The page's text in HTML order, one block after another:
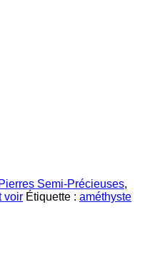
Semi-Précieuses,
voir Étiquette : améthyste